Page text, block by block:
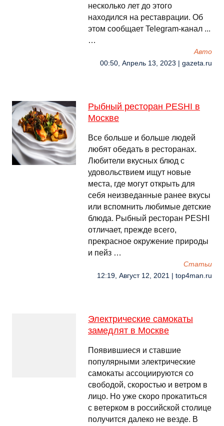
несколько лет до этого
находился на реставрации. Об
этом сообщает Telegram-канал ...
…
Авто
00:50, Апрель 13, 2023 | gazeta.ru
Рыбный ресторан PESHI в
Москве
Все больше и больше людей
любят обедать в ресторанах.
Любители вкусных блюд с
удовольствием ищут новые
места, где могут открыть для
себя неизведанные ранее вкусы
или вспомнить любимые детские
блюда. Рыбный ресторан PESHI
отличает, прежде всего,
прекрасное окружение природы
и пейз …
Cтатьи
12:19, Август 12, 2021 | top4man.ru
Электрические самокаты
замедлят в Москве
Появившиеся и ставшие
популярными электрические
самокаты ассоциируются со
свободой, скоростью и ветром в
лицо. Но уже скоро прокатиться
с ветерком в российской столице
получится далеко не везде. В